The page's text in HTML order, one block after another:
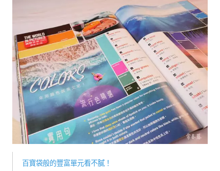
百寶袋般的豐富單元看不膩！